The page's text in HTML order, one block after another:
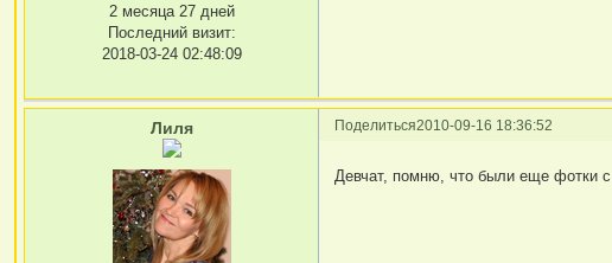
2 месяца 27 дней
Последний визит:
2018-03-24 02:48:09
Поделиться2010-09-16 18:36:52
Лиля
Девчат, помню, что были еще фотки с